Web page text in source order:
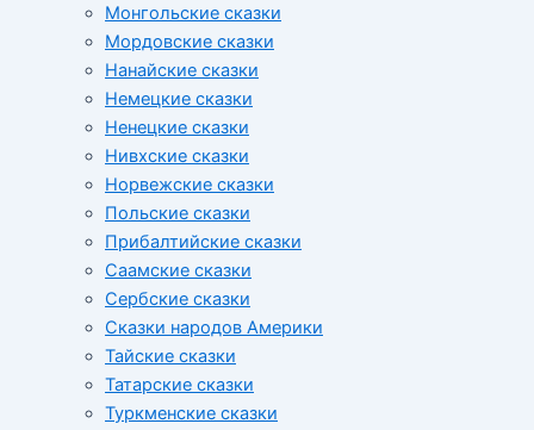
Монгольские сказки
Мордовские сказки
Нанайские сказки
Немецкие сказки
Ненецкие сказки
Нивхские сказки
Норвежские сказки
Польские сказки
Прибалтийские сказки
Cаамские сказки
Сербские сказки
Сказки народов Америки
Тайские сказки
Татарские сказки
Туркменские сказки